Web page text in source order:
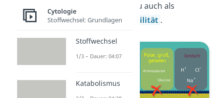
Das bezeichnest du auch als
selektive Permeabilität .
Cytologie
Stoffwechsel: Grundlagen
Stoffwechsel
1/3 – Dauer: 04:07
Katabolismus